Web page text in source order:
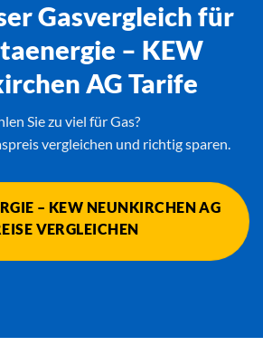
Gasvergleich für
– KEW
AG Tarife
Sie zu viel für Gas?
vergleichen und richtig sparen.
– KEW NEUNKIRCHEN AG
VERGLEICHEN